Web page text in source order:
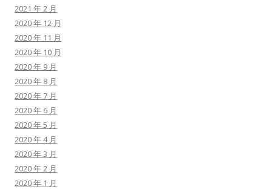
2021 年 2 月
2020 年 12 月
2020 年 11 月
2020 年 10 月
2020 年 9 月
2020 年 8 月
2020 年 7 月
2020 年 6 月
2020 年 5 月
2020 年 4 月
2020 年 3 月
2020 年 2 月
2020 年 1 月